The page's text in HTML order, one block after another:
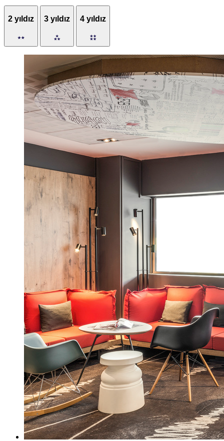
2 yıldız 3 yıldız 4 yıldız